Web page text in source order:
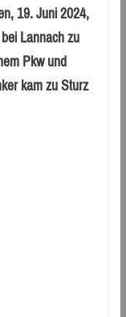
19. Juni 2024,
Lannach zu
Pkw und
kam zu Sturz